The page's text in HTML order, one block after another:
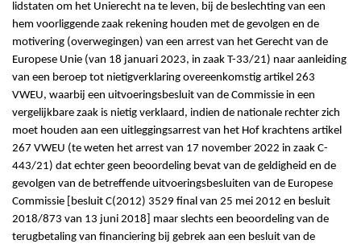
lidstaten om het Unierecht na te leven, bij de beslechting van een
hem voorliggende zaak rekening houden met de gevolgen en de
motivering (overwegingen) van een arrest van het Gerecht van de
Europese Unie (van 18 januari 2023, in zaak T-33/21) naar aanleiding
van een beroep tot nietigverklaring overeenkomstig artikel 263
VWEU, waarbij een uitvoeringsbesluit van de Commissie in een
vergelijkbare zaak is nietig verklaard, indien de nationale rechter zich
moet houden aan een uitleggingsarrest van het Hof krachtens artikel
267 VWEU (te weten het arrest van 17 november 2022 in zaak C-
443/21) dat echter geen beoordeling bevat van de geldigheid en de
gevolgen van de betreffende uitvoeringsbesluiten van de Europese
Commissie [besluit C(2012) 3529 final van 25 mei 2012 en besluit
2018/873 van 13 juni 2018] maar slechts een beoordeling van de
terugbetaling van financiering bij gebrek aan een besluit van de